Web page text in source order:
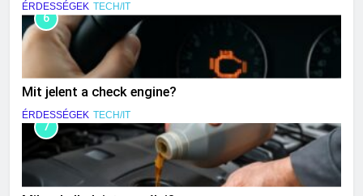
ÉRDESSÉGEK TECH/IT
6
Mit jelent a check engine?
ÉRDESSÉGEK TECH/IT
7